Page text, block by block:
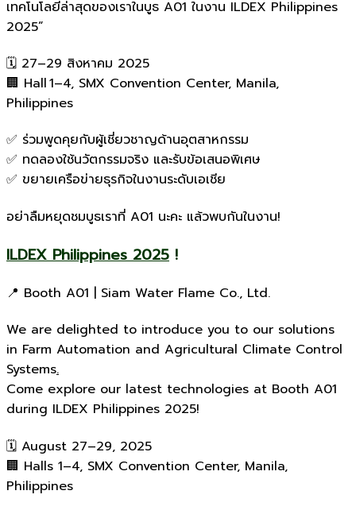
เทคโนโลยีล่าสุดของเราในบูธ A01 ในงาน ILDEX Philippines
2025”
🗓 27–29 สิงหาคม 2025
🏢 Hall 1–4, SMX Convention Center, Manila,
Philippines
✅ ร่วมพูดคุยกับผู้เชี่ยวชาญด้านอุตสาหกรรม
✅ ทดลองใช้นวัตกรรมจริง และรับข้อเสนอพิเศษ
✅ ขยายเครือข่ายธุรกิจในงานระดับเอเชีย
อย่าลืมหยุดชมบูธเราที่ A01 นะคะ แล้วพบกันในงาน!
ILDEX Philippines 2025 !
📍 Booth A01 | Siam Water Flame Co., Ltd.
We are delighted to introduce you to our solutions
in Farm Automation and Agricultural Climate Control
Systems.
Come explore our latest technologies at Booth A01
during ILDEX Philippines 2025!
🗓 August 27–29, 2025
🏢 Halls 1–4, SMX Convention Center, Manila,
Philippines